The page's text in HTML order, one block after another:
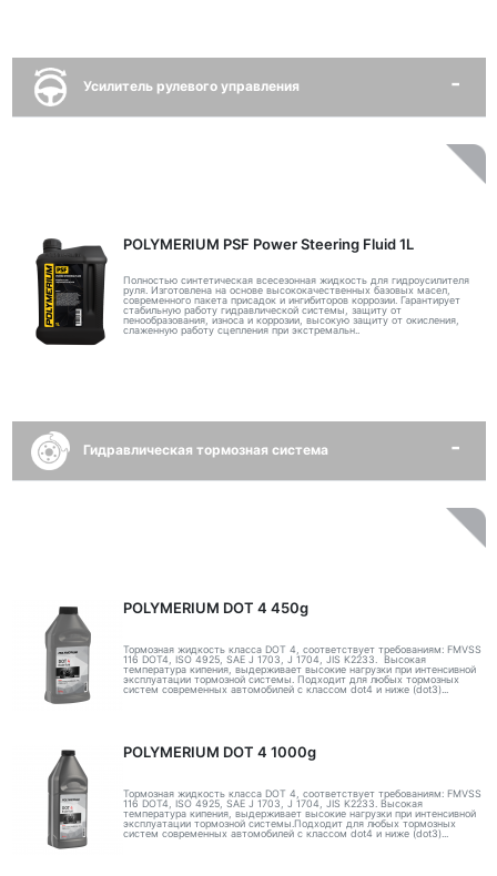
Усилитель рулевого управления
POLYMERIUM PSF Power Steering Fluid 1L
Полностью синтетическая всесезонная жидкость для гидроусилителя
руля. Изготовлена на основе высококачественных базовых масел,
современного пакета присадок и ингибиторов коррозии. Гарантирует
стабильную работу гидравлической системы, защиту от
пенообразования, износа и коррозии, высокую защиту от окисления,
слаженную работу сцепления при экстремальн..
Гидравлическая тормозная система
POLYMERIUM DOT 4 450g
Тормозная жидкость класса DOT 4, соответствует требованиям: FMVSS
116 DOT4, ISO 4925, SAE J 1703, J 1704, JIS K2233. Высокая
температура кипения, выдерживает высокие нагрузки при интенсивной
эксплуатации тормозной системы. Подходит для любых тормозных
систем современных автомобилей с классом dot4 и ниже (dot3)...
POLYMERIUM DOT 4 1000g
Тормозная жидкость класса DOT 4, соответствует требованиям: FMVSS
116 DOT4, ISO 4925, SAE J 1703, J 1704, JIS K2233. Высокая
температура кипения, выдерживает высокие нагрузки при интенсивной
эксплуатации тормозной системы.Подходит для любых тормозных
систем современных автомобилей с классом dot4 и ниже (dot3)...